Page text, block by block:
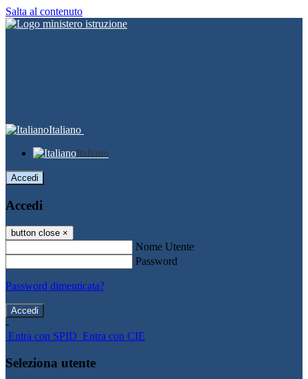
Salta al contenuto
Italiano
Italiano
Accedi
Accedi
button close ×
Nome Utente
Password
Password dimenticata?
-
Entra con SPID Entra con CIE
Seleziona utente